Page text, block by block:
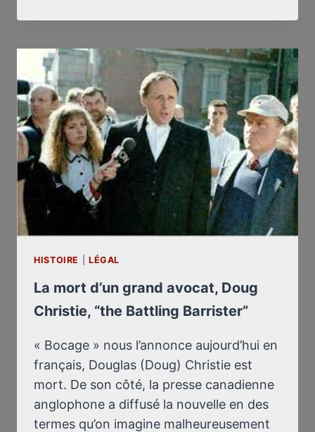
OF
DISTINGUISHED
LAWYER,
DOUG
CHRISTIE,
“THE
BATTLING
BARRISTER”
HISTOIRE LÉGAL
La mort d’un grand avocat, Doug
Christie, “the Battling Barrister”
« Bocage » nous l’annonce aujourd’hui en
français, Douglas (Doug) Christie est
mort. De son côté, la presse canadienne
anglophone a diffusé la nouvelle en des
termes qu’on imagine malheureusement